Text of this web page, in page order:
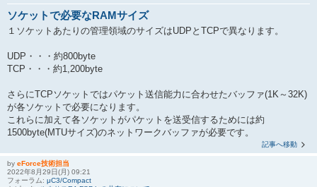
ソケットで必要なRAMサイズ
１ソケットあたりの管理領域のサイズはUDPとTCPで異なります。
UDP・・・約800byte
TCP・・・約1,200byte
さらにTCPソケットではパケット送信能力に合わせたバッファ(1K～32K)
が各ソケットで必要になります。
これらに加えて各ソケットがパケットを送受信するためには約
1500byte(MTUサイズ)のネットワークバッファが必要です。
記事へ移動
by eForce技術担当
2022年8月29日(月) 09:21
フォーラム: μC3/Compact